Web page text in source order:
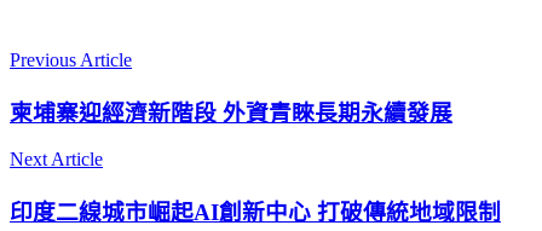
Previous Article
柬埔寨迎經濟新階段 外資青睞長期永續發展
Next Article
印度二線城市崛起AI創新中心 打破傳統地域限制